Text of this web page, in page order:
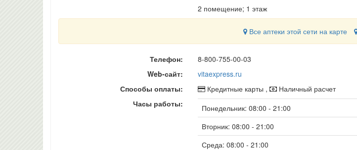
2 помещение; 1 этаж
Все аптеки этой сети на карте
Телефон:
8-800-755-00-03
Web-сайт:
vitaexpress.ru
Способы оплаты:
Кредитные карты ,
Наличный расчет
Часы работы:
Понедельник: 08:00 - 21:00
Вторник: 08:00 - 21:00
Среда: 08:00 - 21:00